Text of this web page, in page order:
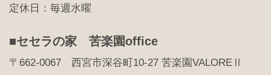
定休日：毎週水曜
■セセラの家 苦楽園office
〒662-0067 西宮市深谷町10-27 苦楽園VALOREⅡ